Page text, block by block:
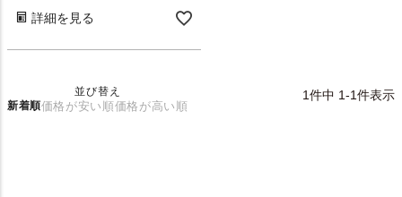
詳細を見る
並び替え
新着順価格が安い順価格が高い順
1件中 1-1件表示